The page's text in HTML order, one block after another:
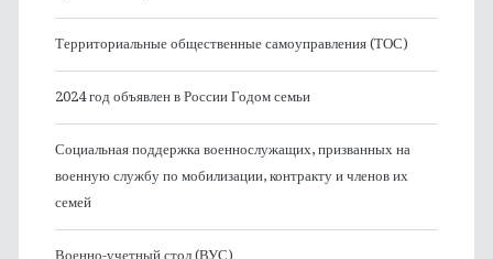
Территориальные общественные самоуправления (ТОС)
2024 год объявлен в России Годом семьи
Социальная поддержка военнослужащих, призванных на
военную службу по мобилизации, контракту и членов их
семей
Военно-учетный стол (ВУС)